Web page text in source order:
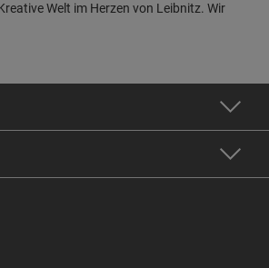
Welt im Herzen von Leibnitz. Wir